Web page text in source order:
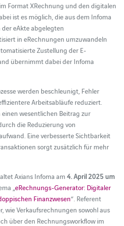
Format XRechnung und den digitalen
ist es möglich, die aus dem Infoma
eAkte abgelegten
in eRechnungen umzuwandeln
Zustellung der E-
übernimmt dabei der Infoma
werden beschleunigt, Fehler
Arbeitsabläufe reduziert.
wesentlichen Beitrag zur
die Reduzierung von
Eine verbesserte Sichtbarkeit
sorgt zusätzlich für mehr
Axians Infoma am 4. April 2025 um
„eRechnungs-Generator: Digitaler
Finanzwesen“. Referent
wie Verkaufsrechnungen sowohl aus
über den Rechnungsworkflow im